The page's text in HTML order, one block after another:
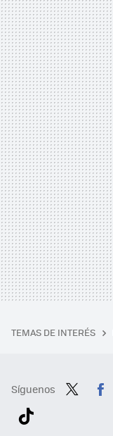
TEMAS DE INTERÉS
Síguenos